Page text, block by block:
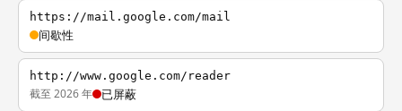
https://mail.google.com/mail
间歇性
http://www.google.com/reader
截至 2026 年 已屏蔽